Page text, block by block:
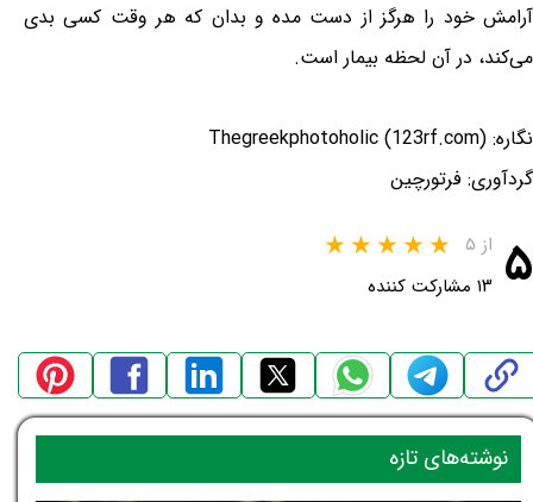
آرامش خود را هرگز از دست مده و بدان که هر وقت کسی بدی
می‌کند، در آن لحظه بیمار است.
نگاره: Thegreekphotoholic (123rf.com)
گردآوری: فرتورچین
۵ از ۵
۱۳ مشارکت کننده
نوشته‌های تازه